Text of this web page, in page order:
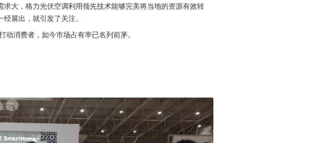
大，格力光伏空调利用领先技术能够完美将当地的资源有效转
展出，就引发了关注。
消费者，如今市场占有率已名列前茅。